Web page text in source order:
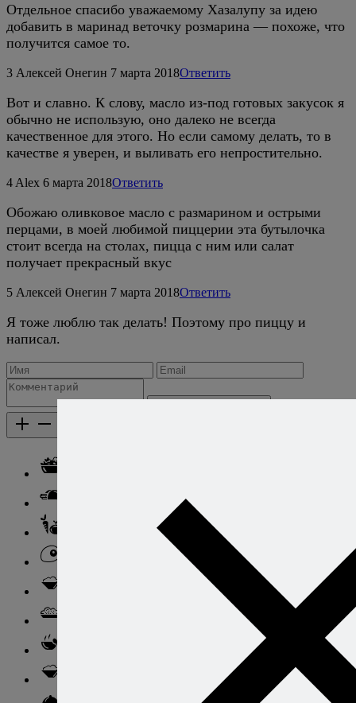
Отдельное спасибо уважаемому Хазалупу за идею
добавить в маринад веточку розмарина — похоже, что
получится самое то.
3 Алексей Онегин 7 марта 2018Ответить
Вот и славно. К слову, масло из-под готовых закусок я
обычно не использую, оно далеко не всегда
качественное для этого. Но если самому делать, то в
качестве я уверен, и выливать его непростительно.
4 Alex 6 марта 2018Ответить
Обожаю оливковое масло с размарином и острыми
перцами, в моей любимой пиццерии эта бутылочка
стоит всегда на столах, пицца с ним или салат
получает прекрасный вкус
5 Алексей Онегин 7 марта 2018Ответить
Я тоже люблю так делать! Поэтому про пиццу и
написал.
Добавить комментарий
Блюда из овощей